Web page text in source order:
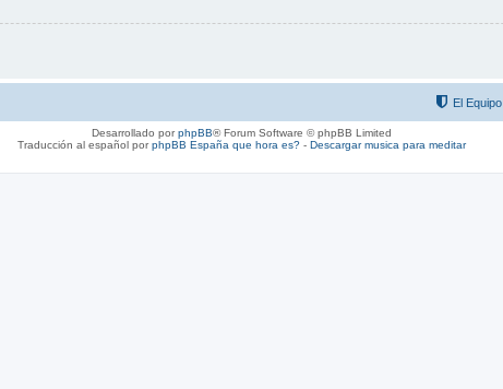
El Equipo
Desarrollado porphpBB® Forum Software © phpBB Limited
Traducción al español porphpBB España que hora es?- Descargar musica para meditar